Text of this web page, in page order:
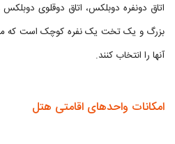
اتاق دونفره دوبلکس، اتاق دوقلوی
بزرگ و یک تخت یک نفره کوچک است که
آنها را انتخاب کنند.
امکانات واحدهای اقامتی هتل